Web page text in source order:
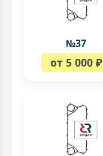
№37
от 5 000 ₽